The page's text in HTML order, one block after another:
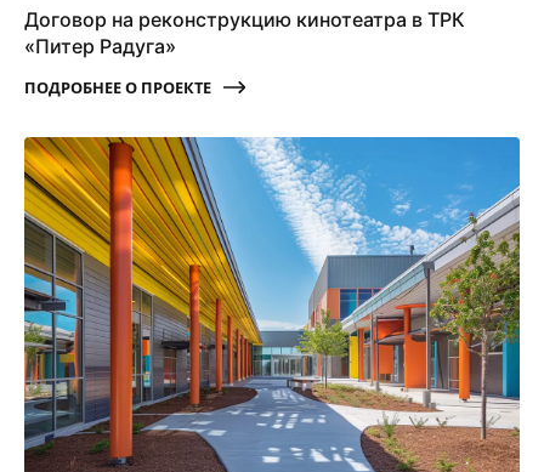
Договор на реконструкцию кинотеатра в ТРК
«Питер Радуга»
ПОДРОБНЕЕ О ПРОЕКТЕ